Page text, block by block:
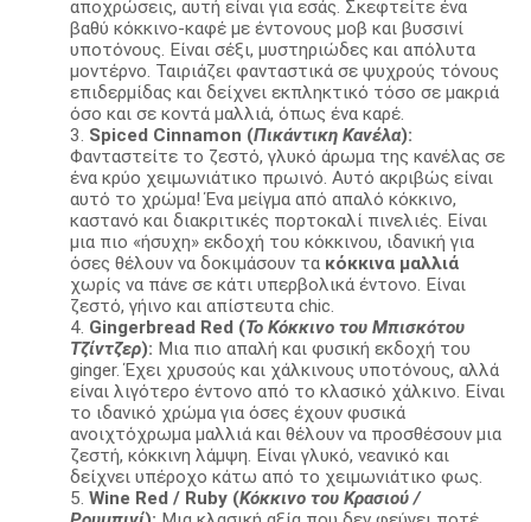
αποχρώσεις, αυτή είναι για εσάς. Σκεφτείτε ένα
βαθύ κόκκινο-καφέ με έντονους μοβ και βυσσινί
υποτόνους. Είναι σέξι, μυστηριώδες και απόλυτα
μοντέρνο. Ταιριάζει φανταστικά σε ψυχρούς τόνους
επιδερμίδας και δείχνει εκπληκτικό τόσο σε μακριά
όσο και σε κοντά μαλλιά, όπως ένα καρέ.
Spiced Cinnamon (Πικάντικη Κανέλα):
Φανταστείτε το ζεστό, γλυκό άρωμα της κανέλας σε
ένα κρύο χειμωνιάτικο πρωινό. Αυτό ακριβώς είναι
αυτό το χρώμα! Ένα μείγμα από απαλό κόκκινο,
καστανό και διακριτικές πορτοκαλί πινελιές. Είναι
μια πιο «ήσυχη» εκδοχή του κόκκινου, ιδανική για
όσες θέλουν να δοκιμάσουν τα κόκκινα μαλλιά
χωρίς να πάνε σε κάτι υπερβολικά έντονο. Είναι
ζεστό, γήινο και απίστευτα chic.
Gingerbread Red (Το Κόκκινο του Μπισκότου
Τζίντζερ): Μια πιο απαλή και φυσική εκδοχή του
ginger. Έχει χρυσούς και χάλκινους υποτόνους, αλλά
είναι λιγότερο έντονο από το κλασικό χάλκινο. Είναι
το ιδανικό χρώμα για όσες έχουν φυσικά
ανοιχτόχρωμα μαλλιά και θέλουν να προσθέσουν μια
ζεστή, κόκκινη λάμψη. Είναι γλυκό, νεανικό και
δείχνει υπέροχο κάτω από το χειμωνιάτικο φως.
Wine Red / Ruby (Κόκκινο του Κρασιού /